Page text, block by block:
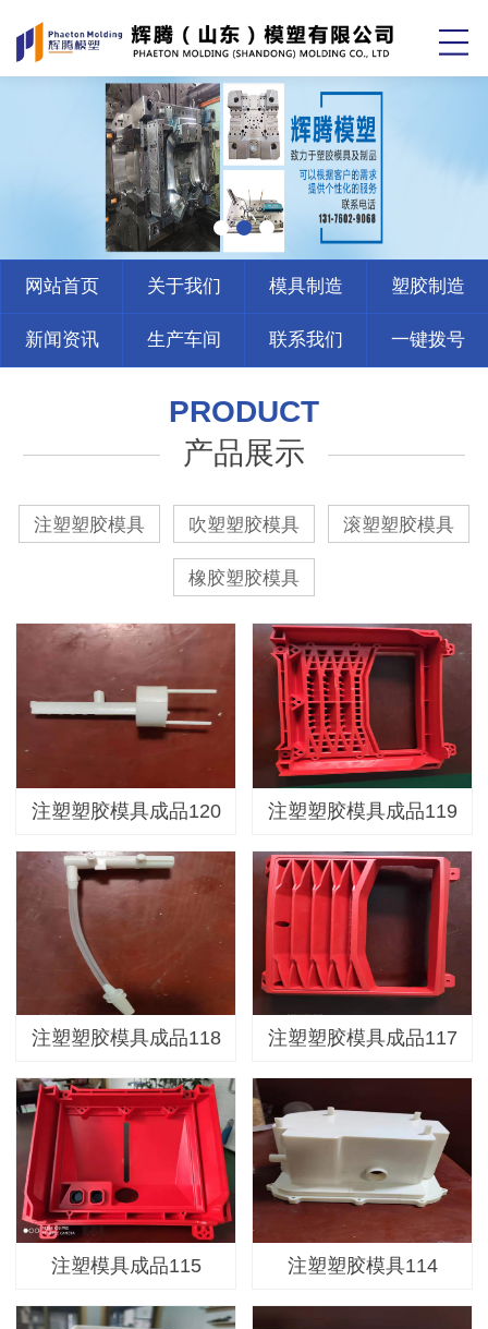
网站首页 关于我们 模具制造 塑胶制造
新闻资讯 生产车间 联系我们 一键拨号
PRODUCT
产品展示
注塑塑胶模具 吹塑塑胶模具 滚塑塑胶模具
橡胶塑胶模具
注塑塑胶模具成品120 注塑塑胶模具成品119
注塑塑胶模具成品118 注塑塑胶模具成品117
注塑模具成品115 注塑塑胶模具114